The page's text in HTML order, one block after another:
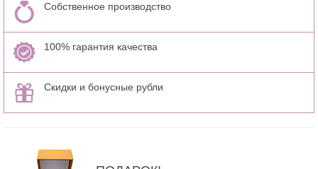
Собственное производство
100% гарантия качества
Скидки и бонусные рубли